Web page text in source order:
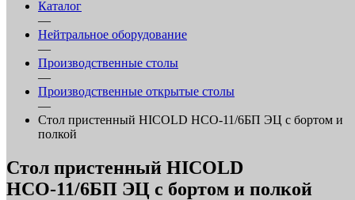
Каталог
—
Нейтральное оборудование
—
Производственные столы
—
Производственные открытые столы
—
Стол пристенный HICOLD НСО-11/6БП ЭЦ с бортом и
полкой
Стол пристенный HICOLD
НСО-11/6БП ЭЦ с бортом и полкой